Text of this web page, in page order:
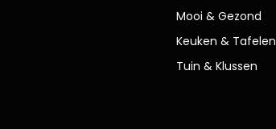
Mooi & Gezond
Keuken & Tafelen
Tuin & Klussen